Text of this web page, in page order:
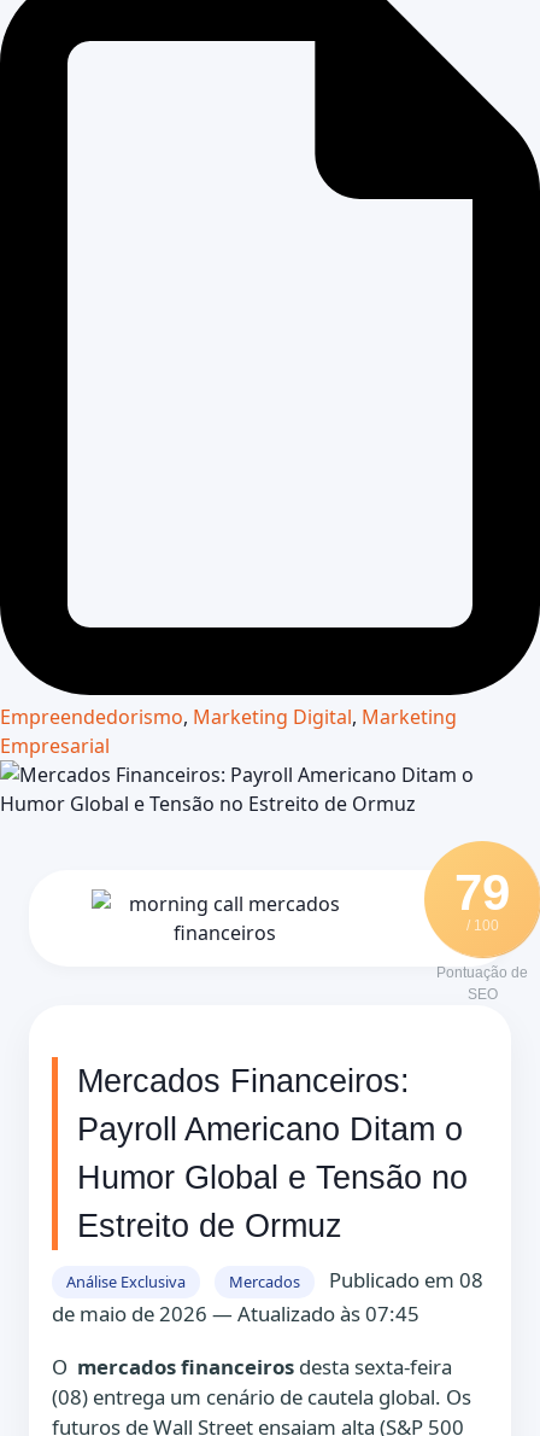
Empreendedorismo, Marketing Digital, Marketing
Empresarial
79
/ 100
Pontuação de
SEO
Mercados Financeiros:
Payroll Americano Ditam o
Humor Global e Tensão no
Estreito de Ormuz
Análise Exclusiva Mercados
Publicado em 08
de maio de 2026 — Atualizado às 07:45
O mercados financeiros desta sexta-feira
(08) entrega um cenário de cautela global. Os
futuros de Wall Street ensaiam alta (S&P 500